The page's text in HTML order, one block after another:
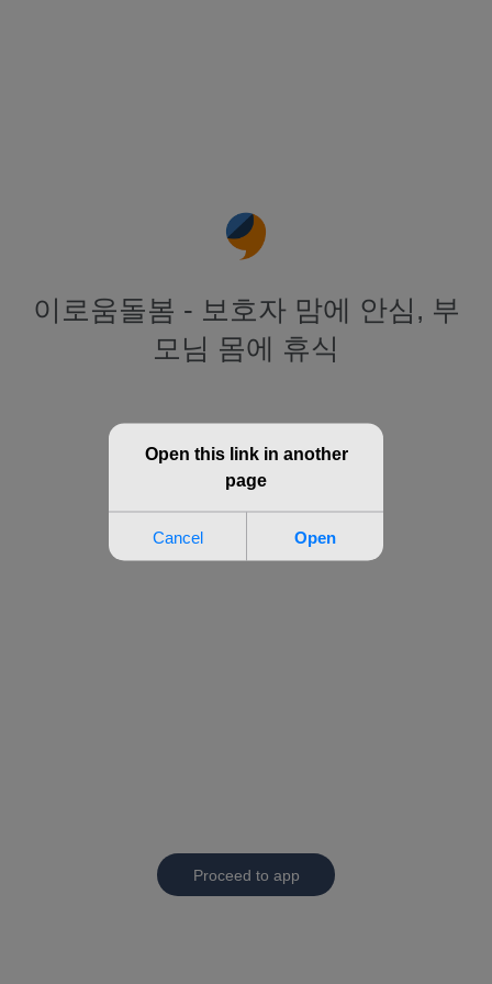
이로움돌봄 - 보호자 맘에 안심, 부
모님 몸에 휴식
Proceed to app